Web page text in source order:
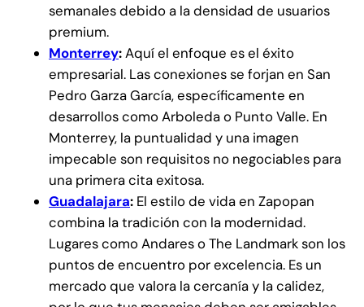
semanales debido a la densidad de usuarios
premium.
Monterrey:Aquí el enfoque es el éxito
empresarial. Las conexiones se forjan en San
Pedro Garza García, específicamente en
desarrollos como Arboleda o Punto Valle. En
Monterrey, la puntualidad y una imagen
impecable son requisitos no negociables para
una primera cita exitosa.
Guadalajara: El estilo de vida en Zapopan
combina la tradición con la modernidad.
Lugares como Andares o The Landmark son los
puntos de encuentro por excelencia. Es un
mercado que valora la cercanía y la calidez,